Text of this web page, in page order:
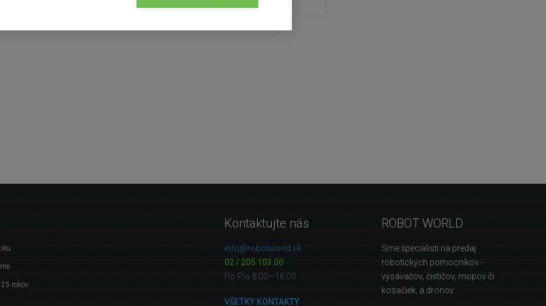
25 rokov
Kontaktujte nás
info@robotworld.sk
02 / 205 103 00
Po-Pia 8:00—16:00
VŠETKY KONTAKTY
ROBOT WORLD
Sme špecialisti na predaj
robotických pomocníkov -
vysávačov, čističov, mopov či
kosačiek, a dronov.